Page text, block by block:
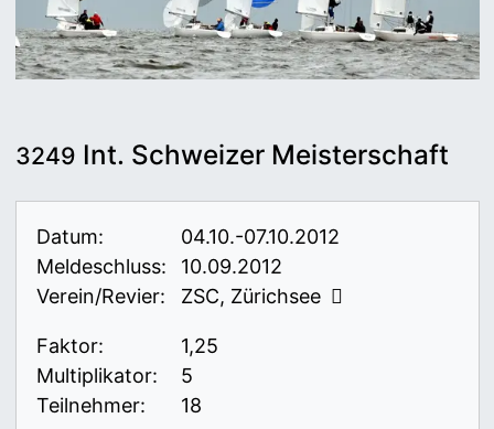
3249 Int. Schweizer Meisterschaft
Datum:
04.10.-07.10.2012
Meldeschluss:
10.09.2012
Verein/Revier:
ZSC, Zürichsee
Faktor:
1,25
Multiplikator:
5
Teilnehmer:
18